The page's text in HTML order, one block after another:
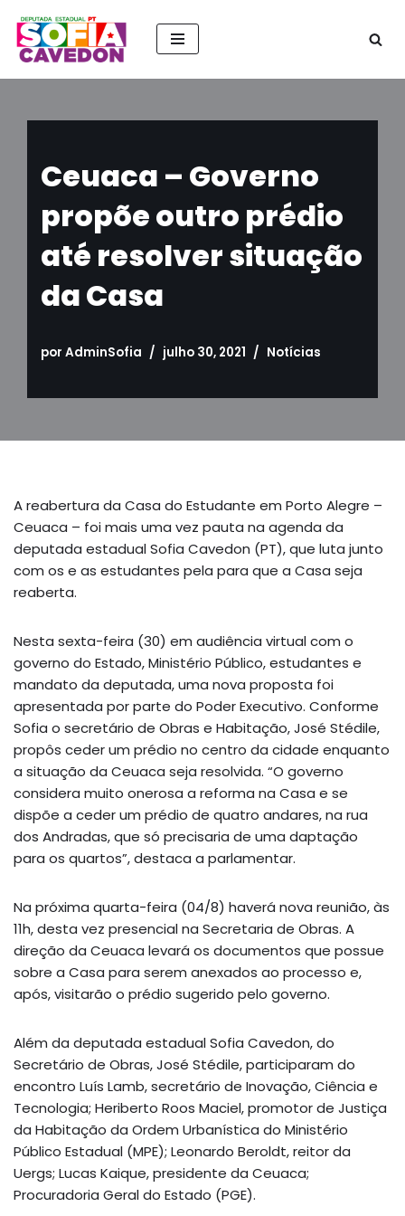
Pular
Ceuaca – Governo
propõe outro prédio
até resolver situação
da Casa
por AdminSofia julho 30, 2021 Notícias
A reabertura da Casa do Estudante em Porto Alegre –
Ceuaca – foi mais uma vez pauta na agenda da
deputada estadual Sofia Cavedon (PT), que luta junto
com os e as estudantes pela para que a Casa seja
reaberta.
Nesta sexta-feira (30) em audiência virtual com o
governo do Estado, Ministério Público, estudantes e
mandato da deputada, uma nova proposta foi
apresentada por parte do Poder Executivo. Conforme
Sofia o secretário de Obras e Habitação, José Stédile,
propôs ceder um prédio no centro da cidade enquanto
a situação da Ceuaca seja resolvida. “O governo
considera muito onerosa a reforma na Casa e se
dispõe a ceder um prédio de quatro andares, na rua
dos Andradas, que só precisaria de uma daptação
para os quartos”, destaca a parlamentar.
Na próxima quarta-feira (04/8) haverá nova reunião, às
11h, desta vez presencial na Secretaria de Obras. A
direção da Ceuaca levará os documentos que possue
sobre a Casa para serem anexados ao processo e,
após, visitarão o prédio sugerido pelo governo.
Além da deputada estadual Sofia Cavedon, do
Secretário de Obras, José Stédile, participaram do
encontro Luís Lamb, secretário de Inovação, Ciência e
Tecnologia; Heriberto Roos Maciel, promotor de Justiça
da Habitação da Ordem Urbanística do Ministério
Público Estadual (MPE); Leonardo Beroldt, reitor da
Uergs; Lucas Kaique, presidente da Ceuaca;
Procuradoria Geral do Estado (PGE).